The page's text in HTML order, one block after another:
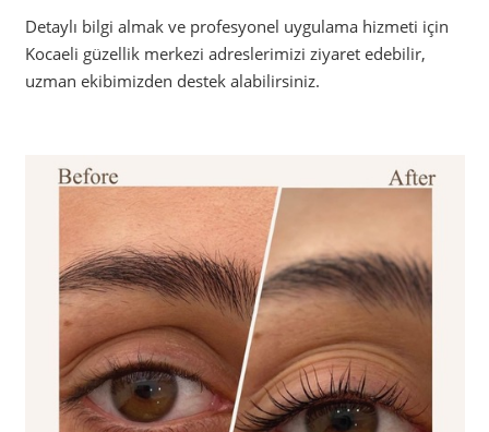
Detaylı bilgi almak ve profesyonel uygulama hizmeti için
Kocaeli güzellik merkezi adreslerimizi ziyaret edebilir,
uzman ekibimizden destek alabilirsiniz.